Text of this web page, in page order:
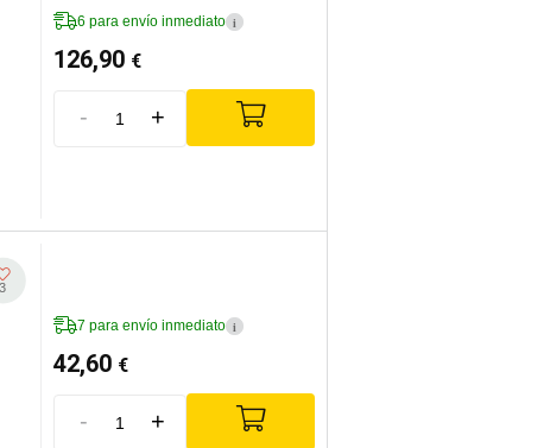
6 para envío inmediato i
126,90 €
- +
3
7 para envío inmediato i
42,60 €
- +